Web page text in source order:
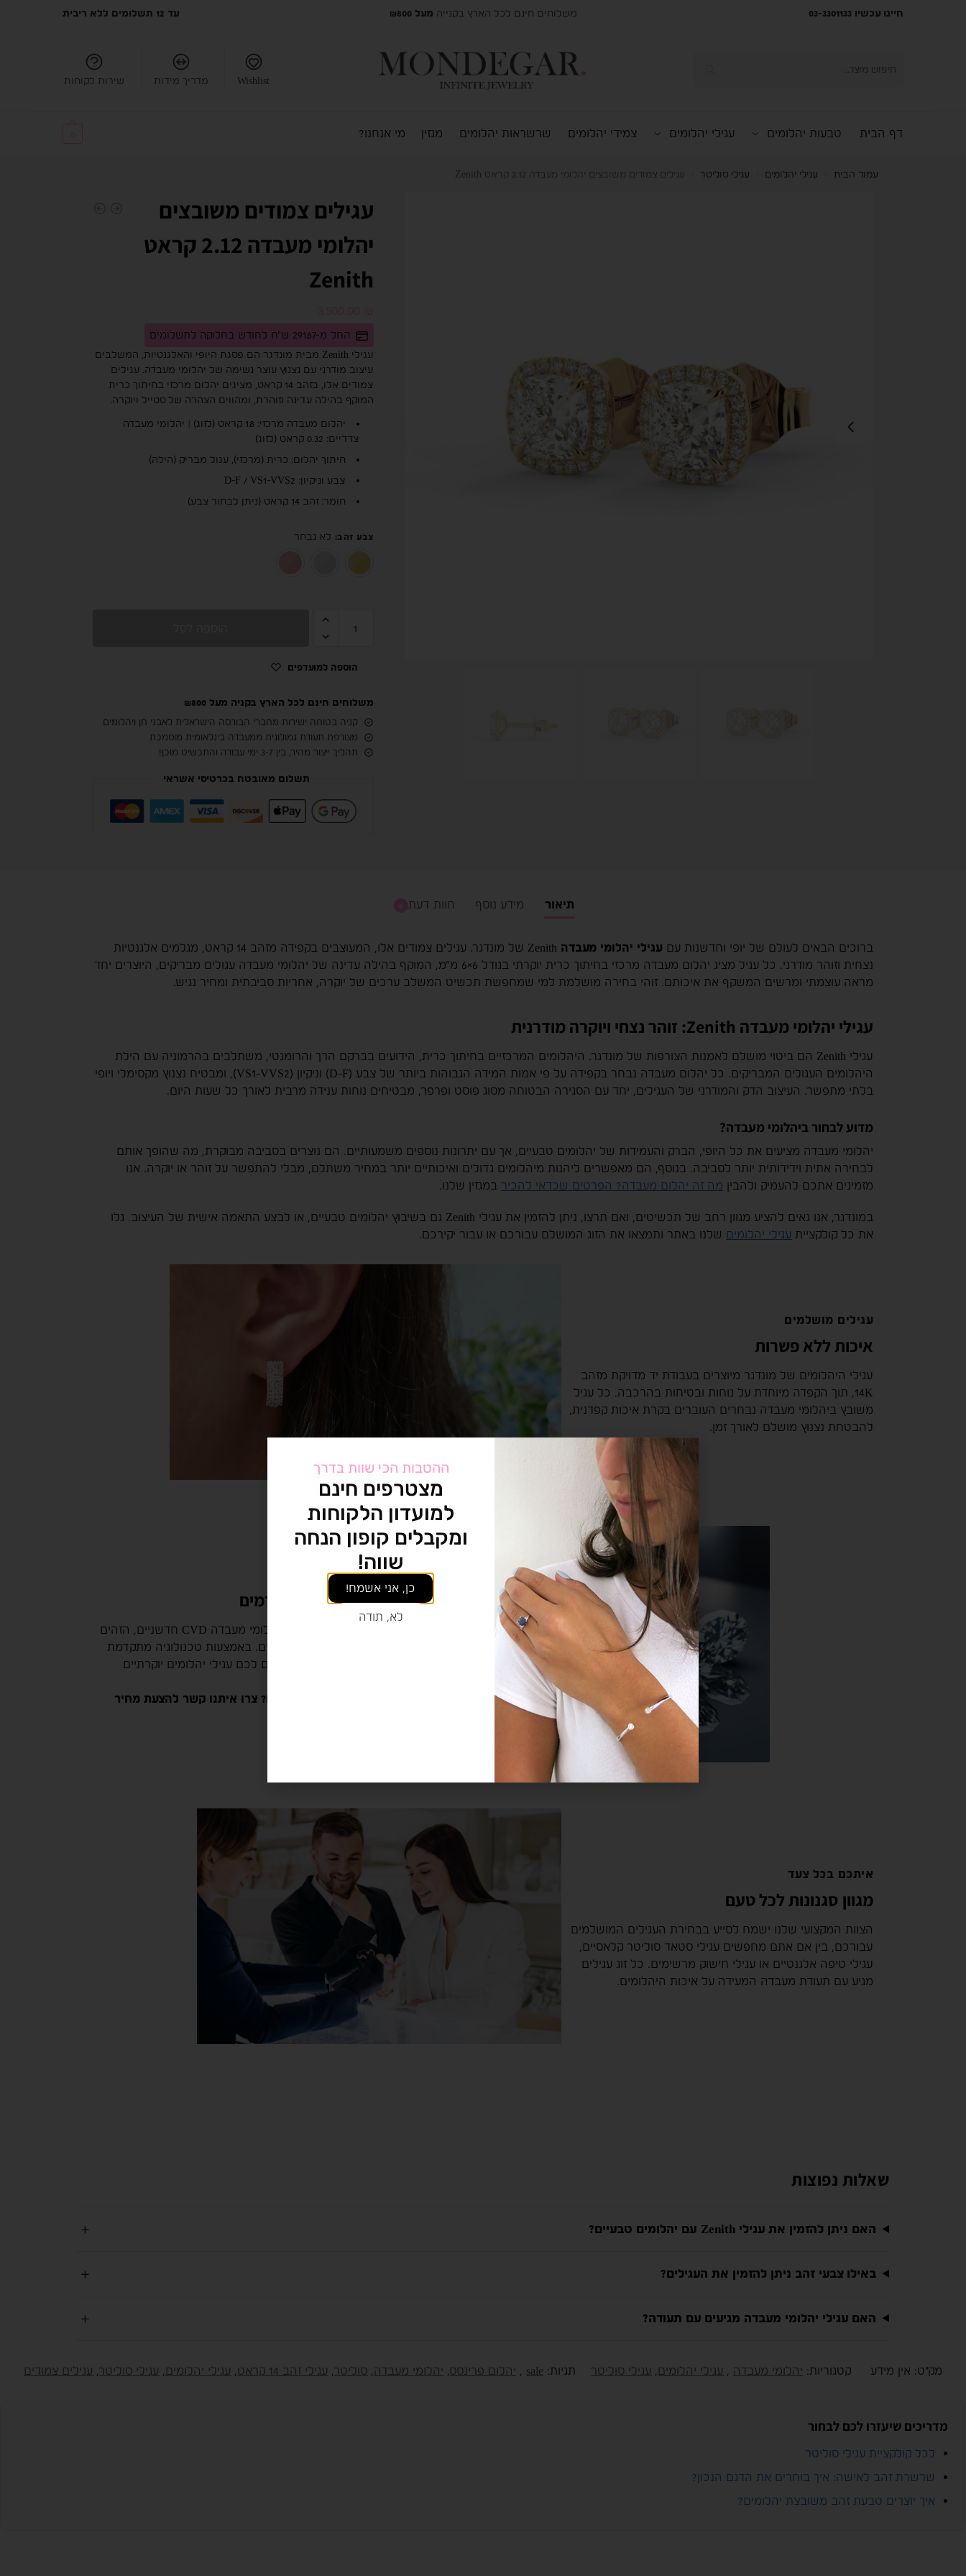
חייגו עכשיו 03-3301133 משלוחים חינם לכל הארץ בקנייה מעל ₪800 עד 12 תשלומים ללא ריבית
Wishlist
מדריך מידות שירות לקוחות
דף הבית טבעות יהלומים עגילי יהלומים צמידי יהלומים שרשראות יהלומים מגזין מי אנחנו?
עמוד הבית עגילי יהלומים עגילי סוליטר עגילים צמודים משובצים יהלומי מעבדה 2.12 קראט Zenith
עגילים צמודים משובצים
יהלומי מעבדה 2.12 קראט
Zenith
החל מ-291.67 ש"ח לחודש בחלוקה לתשלומים
עגילי Zenith מבית מונדגר הם פסגת היופי והאלגנטיות, המשלבים
עיצוב מודרני עם נצנוץ עוצר נשימה של יהלומי מעבדה. עגילים
צמודים אלו, בזהב 14 קראט, מציגים יהלום מרכזי בחיתוך כרית
המוקף בהילה עדינה וזוהרת, ומהווים הצהרה של סטייל ויוקרה.
יהלום מעבדה מרכזי: 1.8 קראט (לזוג) | יהלומי מעבדה
צדדיים: 0.32 קראט (לזוג)
חיתוך יהלום: כרית (מרכזי), עגול מבריק (הילה)
צבע וניקיון: D-F / VS1-VVS2
חומר: זהב 14 קראט (ניתן לבחור צבע)
צבע זהב: לא נבחר
הוספה למועדפים
משלוחים חינם לכל הארץ בקניה מעל ₪800
קניה בטוחה ישירות מחברי הבורסה הישראלית לאבני חן ויהלומים
מצורפת תעודת גמולוגית ממעבדה בינלאומית מוסמכת
תהליך ייצור מהיר, בין 3-7 ימי עבודה והתכשיט מוכן!
תשלום מאובטח בכרטיסי אשראי
תיאור מידע נוסף חוות דעת
ברוכים הבאים לעולם של יופי וחדשנות עם עגילי יהלומי מעבדה
Zenith של מונדגר. עגילים צמודים אלו, המעוצבים בקפידה מזהב 14 קראט, מגלמים אלגנטיות
נצחית וזוהר מודרני. כל עגיל מציג יהלום מעבדה מרכזי בחיתוך כרית יוקרתי בגודל 6×6 מ”מ, המוקף בהילה עדינה של יהלומי מעבדה עגולים מבריקים, היוצרים יחד
מראה עוצמתי ומרשים המשקף את איכותם. זוהי בחירה מושלמת למי שמחפשת תכשיט המשלב ערכים של יוקרה, אחריות סביבתית ומחיר נגיש.
עגילי יהלומי מעבדה Zenith: זוהר נצחי ויוקרה מודרנית
עגילי Zenith הם ביטוי מושלם לאמנות הצורפות של מונדגר. היהלומים המרכזיים בחיתוך כרית, הידועים בברקם הרך והרומנטי, משתלבים בהרמוניה עם הילת
היהלומים העגולים המבריקים. כל יהלום מעבדה נבחר בקפידה על פי אמות המידה הגבוהות ביותר של צבע (D-F) וניקיון (VS1-VVS2), ומבטיח נצנוץ מקסימלי ויופי
בלתי מתפשר. העיצוב הדק והמודרני של העגילים, יחד עם הסגירה הבטוחה מסוג פוסט ופרפר, מבטיחים נוחות ענידה מרבית לאורך כל שעות היום.
מדוע לבחור ביהלומי מעבדה?
יהלומי מעבדה מציעים את כל היופי, הברק והעמידות של יהלומים טבעיים, אך עם יתרונות נוספים משמעותיים. הם נוצרים בסביבה מבוקרת, מה שהופך אותם
לבחירה אתית וידידותית יותר לסביבה. בנוסף, הם מאפשרים ליהנות מיהלומים גדולים ואיכותיים יותר במחיר משתלם, מבלי להתפשר על זוהר או יוקרה. אנו
מזמינים אתכם להעמיק ולהבין מה זה יהלום מעבדה? הפרטים שכדאי להכיר במגזין שלנו.
במונדגר, אנו גאים להציע מגוון רחב של תכשיטים, ואם תרצו, ניתן להזמין את עגילי Zenith גם בשיבוץ יהלומים טבעיים, או לבצע התאמה אישית של העיצוב. גלו
את כל קולקציית עגילי יהלומים שלנו באתר ותמצאו את הזוג המושלם עבורכם או עבור יקירכם.
עגילים מושלמים
איכות ללא פשרות
עגילי היהלומים של מונדגר מיוצרים בעבודת יד מדויקת מזהב
14K, תוך הקפדה מיוחדת על נוחות ובטיחות בהרכבה. כל עגיל
משובץ ביהלומי מעבדה נבחרים העוברים בקרת איכות קפדנית,
להבטחת נצנוץ מושלם לאורך זמן.
חדשנות וקיימות
יהלומי מעבדה מתקדמים
העגילים שלנו משובצים ביהלומי מעבדה CVD חדשניים, הזהים
בתכונותיהם ליהלומים טבעיים. באמצעות טכנולוגיה מתקדמת
וידידותית לסביבה, אנו מציעים לכם עגילי יהלומים יוקרתיים
מעוניינים ביהלומים טבעיים? צרו איתנו קשר להצעת מחיר
איתכם בכל צעד
מגוון סגנונות לכל טעם
הצוות המקצועי שלנו ישמח לסייע בבחירת העגילים המושלמים
עבורכם, בין אם אתם מחפשים עגילי סטאד סוליטר קלאסיים,
עגילי טיפה אלגנטיים או עגילי חישוק מרשימים. כל זוג עגילים
מגיע עם תעודת מעבדה המעידה על איכות היהלומים.
שאלות נפוצות
האם ניתן להזמין את עגילי Zenith עם יהלומים טבעיים?
באילו צבעי זהב ניתן להזמין את העגילים?
האם עגילי יהלומי מעבדה מגיעים עם תעודה?
מק"ט: אין מידע קטגוריות: יהלומי מעבדה עגילי יהלומים עגילי סוליטר תגיות: sale יהלום פרינסס יהלומי מעבדה סוליטר עגילי זהב 14 קראט עגילי יהלומים עגילי סוליטר עגילים צמודים
מדריכים שיעזרו לכם לבחור
לכל קולקציית עגילי סוליטר
שרשרת זהב לאישה: איך בוחרים את הדגם הנכון?
איך יוצרים טבעת זהב משובצת יהלומים?
ההטבות הכי שוות בדרך
מצטרפים חינם
למועדון הלקוחות
ומקבלים קופון הנחה
שווה!
כן, אני אשמח!
לא, תודה